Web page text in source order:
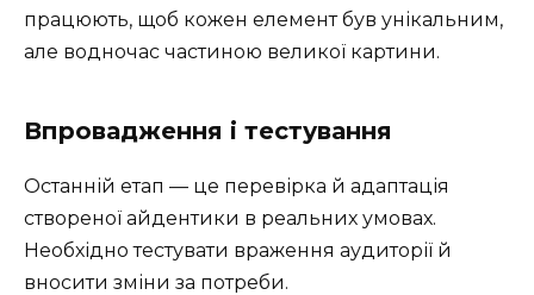
працюють, щоб кожен елемент був унікальним,
але водночас частиною великої картини.
Впровадження і тестування
Останній етап — це перевірка й адаптація
створеної айдентики в реальних умовах.
Необхідно тестувати враження аудиторії й
вносити зміни за потреби.